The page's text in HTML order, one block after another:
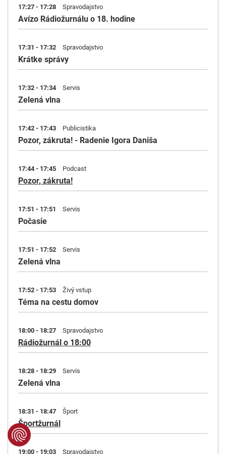
17:27 - 17:28 Spravodajstvo
Avízo Rádiožurnálu o 18. hodine
17:31 - 17:32 Spravodajstvo
Krátke správy
17:32 - 17:34 Servis
Zelená vlna
17:42 - 17:43 Publicistika
Pozor, zákruta! - Radenie Igora Daniša
17:44 - 17:45 Podcast
Pozor, zákruta!
17:51 - 17:51 Servis
Počasie
17:51 - 17:52 Servis
Zelená vlna
17:52 - 17:53 Živý vstup
Téma na cestu domov
18:00 - 18:27 Spravodajstvo
Rádiožurnál o 18:00
18:28 - 18:29 Servis
Zelená vlna
18:31 - 18:47 Šport
Športžurnál
19:00 - 19:03 Spravodajstvo